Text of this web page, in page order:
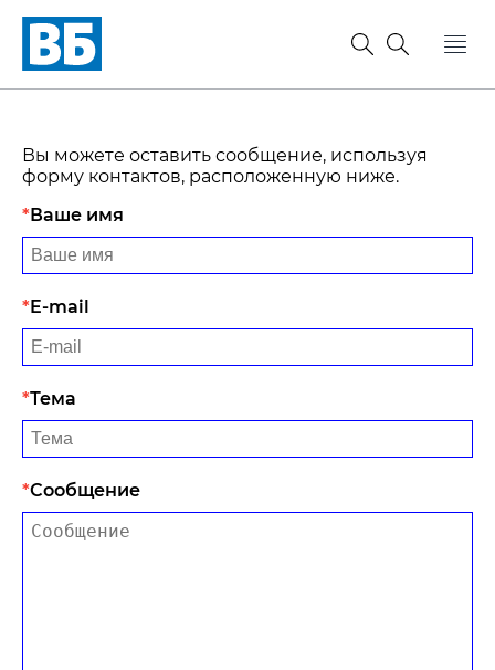
Вы можете оставить сообщение, используя
форму контактов, расположенную ниже.
Ваше имя
E-mail
Тема
Сообщение